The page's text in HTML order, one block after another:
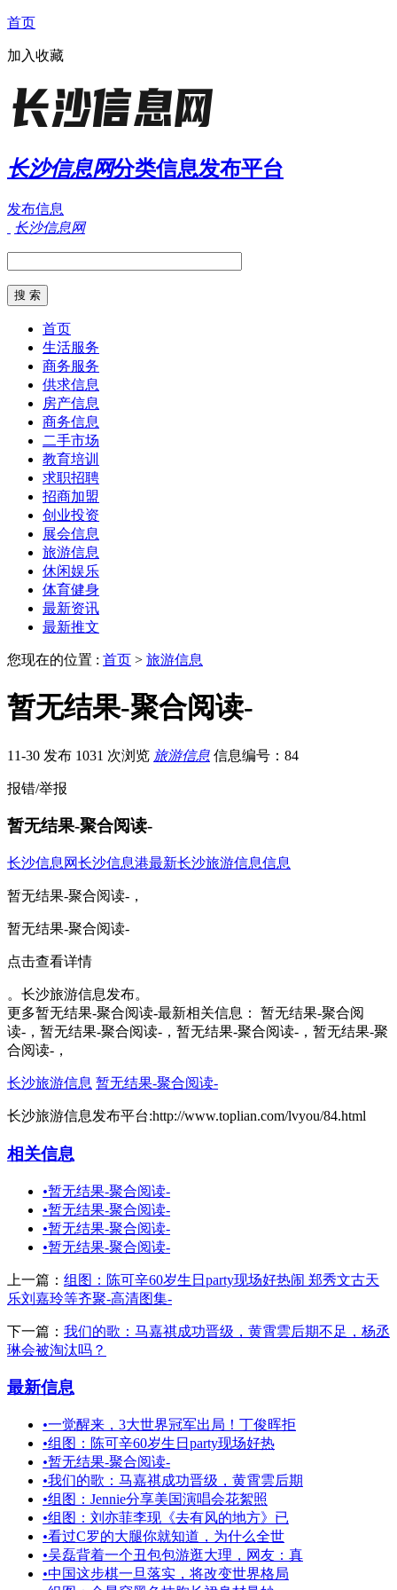
首页
加入收藏
长沙信息网分类信息发布平台
发布信息
长沙信息网
首页
生活服务
商务服务
供求信息
房产信息
商务信息
二手市场
教育培训
求职招聘
招商加盟
创业投资
展会信息
旅游信息
休闲娱乐
体育健身
最新资讯
最新推文
您现在的位置 : 首页 > 旅游信息
暂无结果-聚合阅读-
11-30 发布 1031 次浏览 旅游信息 信息编号：84
报错/举报
暂无结果-聚合阅读-
长沙信息网长沙信息港最新长沙旅游信息信息
暂无结果-聚合阅读-，
暂无结果-聚合阅读-
点击查看详情
。长沙旅游信息发布。
更多暂无结果-聚合阅读-最新相关信息： 暂无结果-聚合阅
读-，暂无结果-聚合阅读-，暂无结果-聚合阅读-，暂无结果-聚
合阅读-，
长沙旅游信息 暂无结果-聚合阅读-
长沙旅游信息发布平台:http://www.toplian.com/lvyou/84.html
相关信息
•暂无结果-聚合阅读-
•暂无结果-聚合阅读-
•暂无结果-聚合阅读-
•暂无结果-聚合阅读-
上一篇： 组图：陈可辛60岁生日party现场好热闹 郑秀文古天
乐刘嘉玲等齐聚-高清图集-
下一篇： 我们的歌：马嘉祺成功晋级，黄霄雲后期不足，杨丞
琳会被淘汰吗？
最新信息
•一觉醒来，3大世界冠军出局！丁俊晖拒
•组图：陈可辛60岁生日party现场好热
•暂无结果-聚合阅读-
•我们的歌：马嘉祺成功晋级，黄霄雲后期
•组图：Jennie分享美国演唱会花絮照
•组图：刘亦菲李现《去有风的地方》已
•看过C罗的大腿你就知道，为什么全世
•吴磊背着一个丑包包游逛大理，网友：真
•中国这步棋一旦落实，将改变世界格局